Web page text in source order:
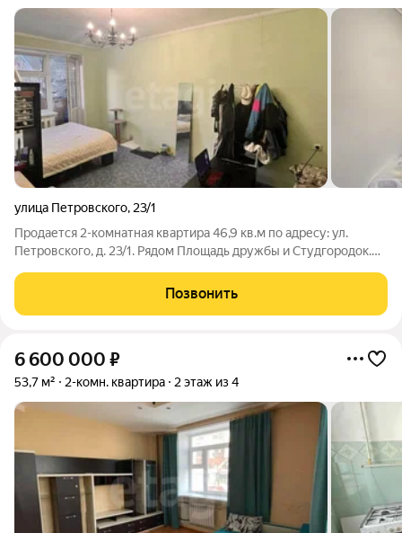
улица Петровского, 23/1
Продается 2-комнатная квартира 46,9 кв.м по адресу: ул.
Петровского, д. 23/1. Рядом Площадь дружбы и Студгородок.
проведен капремонт тех.этажей. Дом под управлением
надёжной УК «Прометей+».
Позвонить
6 600 000 ₽
53,7 м² 2-комн. квартира 2 этаж из 4